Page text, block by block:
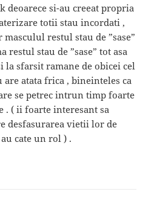
deoarece si-au creeat propria
totii stau incordati ,
restul stau de ”sase”
restul stau de ”sase” tot asa
la sfarsit ramane de obicei cel
are atata frica , bineinteles ca
se petrec intrun timp foarte
. ( ii foarte interesant sa
desfasurarea vietii lor de
cate un rol ) .